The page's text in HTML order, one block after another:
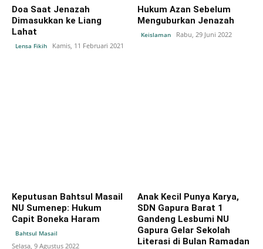
Doa Saat Jenazah
Dimasukkan ke Liang
Lahat
Lensa Fikih Kamis, 11 Februari 2021
Hukum Azan Sebelum
Menguburkan Jenazah
Keislaman Rabu, 29 Juni 2022
Keputusan Bahtsul Masail
NU Sumenep: Hukum
Capit Boneka Haram
Bahtsul Masail
Selasa, 9 Agustus 2022
Anak Kecil Punya Karya,
SDN Gapura Barat 1
Gandeng Lesbumi NU
Gapura Gelar Sekolah
Literasi di Bulan Ramadan